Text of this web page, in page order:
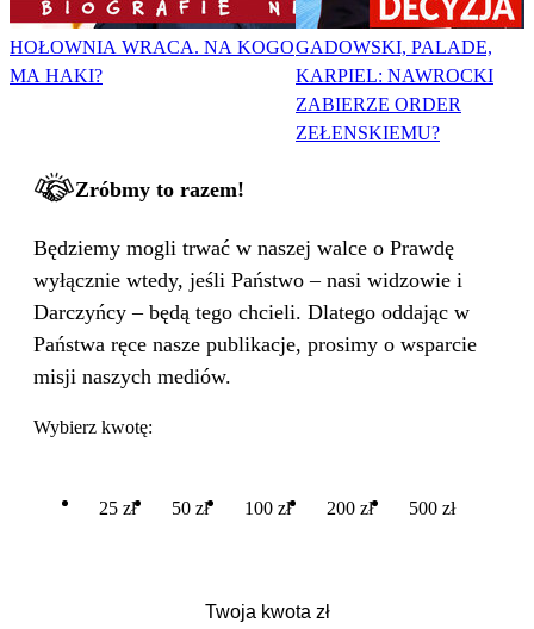
HOŁOWNIA WRACA. NA KOGO
MA HAKI?
GADOWSKI, PALADE,
KARPIEL: NAWROCKI
ZABIERZE ORDER
ZEŁENSKIEMU?
Zróbmy to razem!
Będziemy mogli trwać w naszej walce o Prawdę
wyłącznie wtedy, jeśli Państwo – nasi widzowie i
Darczyńcy – będą tego chcieli. Dlatego oddając w
Państwa ręce nasze publikacje, prosimy o wsparcie
misji naszych mediów.
Wybierz kwotę:
25 zł 50 zł 100 zł 200 zł 500 zł